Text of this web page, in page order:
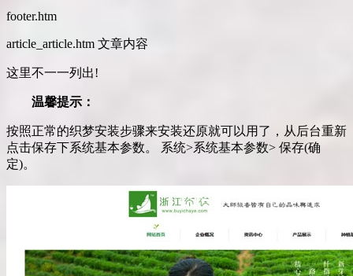
footer.htm
article_article.htm 文章内容
这里不一一列出!
温馨提示：
按照正常的织梦安装步骤来安装还原就可以用了，从后台重新
点击保存下系统基本参数。 系统>系统基本参数> 保存(确
定)。